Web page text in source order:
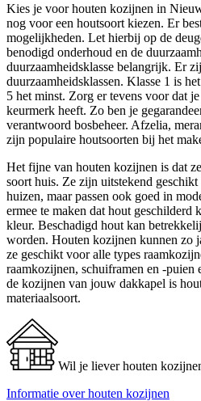
Kies je voor houten kozijnen in
nog voor een houtsoort kiezen. Er
mogelijkheden. Let hierbij op de
benodigd onderhoud en de
duurzaamheidsklasse belangrijk. Er
duurzaamheidsklassen. Klasse 1 is
5 het minst. Zorg er tevens voor dat
keurmerk heeft. Zo ben je
verantwoord bosbeheer. Afzelia,
zijn populaire houtsoorten bij het
Het fijne van houten kozijnen is dat
soort huis. Ze zijn uitstekend
huizen, maar passen ook goed in
ermee te maken dat hout geschilderd
kleur. Beschadigd hout kan
worden. Houten kozijnen kunnen zo
ze geschikt voor alle types
raamkozijnen, schuiframen en -
de kozijnen van jouw dakkapel is
materiaalsoort.
Wil je liever houten
Informatie over houten kozijnen